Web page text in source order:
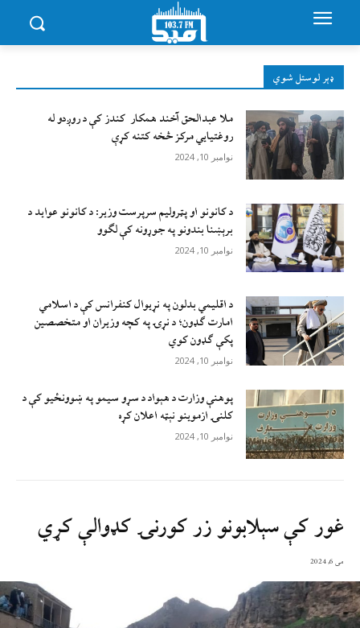
ډېر لوستل شوي
ملا عبدالحق آخند همکار کندز کې د روږدو له
روغتیایي مرکز څخه کتنه کړې
نوامبر 10, 2024
د کانونو او پټرولیم سرپرست وزیر: د کانونو عواید د
برېښنا بندونو په جوړونه کې لګوو
نوامبر 10, 2024
د اقليمي بدلون په نړيوال کنفرانس کې د اسلامي
امارت ګډون؛ د نړۍ په کچه وزيران او متخصصين
پکې ګډون کوي
نوامبر 10, 2024
پوهنې وزارت د هېواد د سړو سيمو په ښوونځيو کې د
کلنۍ ازموينو نېټه اعلان کړه
نوامبر 10, 2024
غور کې سېلابونو زر کورنۍ کډوالې کړي
می 6, 2024